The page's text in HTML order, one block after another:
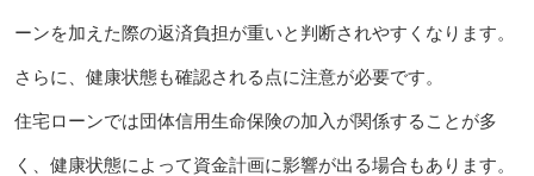
ーンを加えた際の返済負担が重いと判断されやすくなります。
さらに、健康状態も確認される点に注意が必要です。
住宅ローンでは団体信用生命保険の加入が関係することが多
く、健康状態によって資金計画に影響が出る場合もあります。